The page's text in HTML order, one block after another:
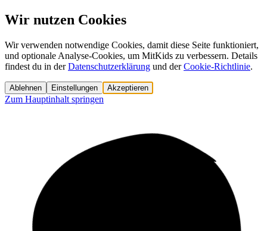
Wir nutzen Cookies
Wir verwenden notwendige Cookies, damit diese Seite funktioniert,
und optionale Analyse-Cookies, um MitKids zu verbessern. Details
findest du in der Datenschutzerklärung und der Cookie-Richtlinie.
Ablehnen Einstellungen Akzeptieren
Zum Hauptinhalt springen